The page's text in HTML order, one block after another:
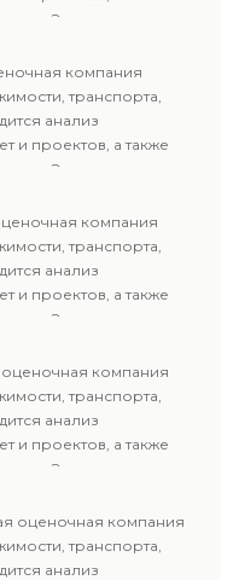
Эксперты
и
используются для
процессов.
компания
транспорта,
анализ
и проектов, а также
Эксперты
и
используются для
процессов.
компания
транспорта,
анализ
и проектов, а также
Эксперты
и
используются для
процессов.
компания
транспорта,
анализ
и проектов, а также
Эксперты
и
используются для
процессов.
оценочная компания
транспорта,
анализ